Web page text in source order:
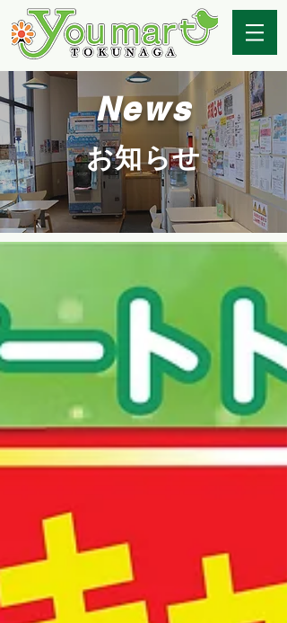
News
お知らせ